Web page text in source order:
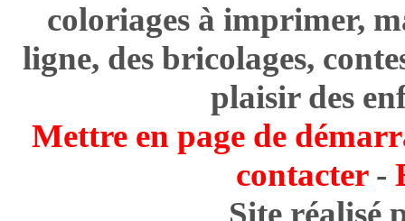
coloriages à imprimer,
ligne, des bricolages,
plaisir des
Mettre en page de
contacter-
Site réalisé